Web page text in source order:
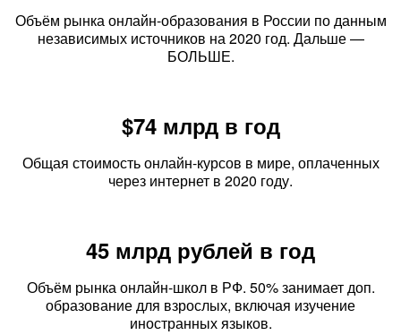
Объём рынка онлайн-образования в России по данным
независимых источников на 2020 год. Дальше —
БОЛЬШЕ.
$74 млрд в год
Общая стоимость онлайн-курсов в мире, оплаченных
через интернет в 2020 году.
45 млрд рублей в год
Объём рынка онлайн-школ в РФ. 50% занимает доп.
образование для взрослых, включая изучение
иностранных языков.